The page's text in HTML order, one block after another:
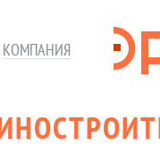
КОМПАНИЯ